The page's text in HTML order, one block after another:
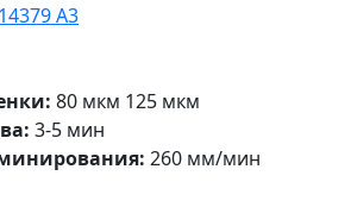
A3
80 мкм 125 мкм
3-5 мин
260 мм/мин